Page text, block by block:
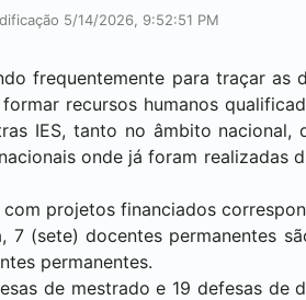
5/14/2026, 9:52:51 PM
frequentemente para traçar
recursos humanos
IES, tanto no âmbito nacional,
onde já foram realizadas
projetos financiados
(sete) docentes permanentes
permanentes.
de mestrado e 19 defesas